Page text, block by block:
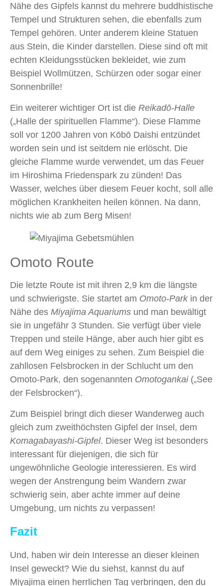
Nähe des Gipfels kannst du mehrere buddhistische
Tempel und Strukturen sehen, die ebenfalls zum
Tempel gehören. Unter anderem kleine Statuen
aus Stein, die Kinder darstellen. Diese sind oft mit
echten Kleidungsstücken bekleidet, wie zum
Beispiel Wollmützen, Schürzen oder sogar einer
Sonnenbrille!
Ein weiterer wichtiger Ort ist die Reikadō-Halle
(„Halle der spirituellen Flamme“). Diese Flamme
soll vor 1200 Jahren von Kōbō Daishi entzündet
worden sein und ist seitdem nie erlöscht. Die
gleiche Flamme wurde verwendet, um das Feuer
im Hiroshima Friedenspark zu zünden! Das
Wasser, welches über diesem Feuer kocht, soll alle
möglichen Krankheiten heilen können. Na dann,
nichts wie ab zum Berg Misen!
Omoto Route
Die letzte Route ist mit ihren 2,9 km die längste
und schwierigste. Sie startet am Omoto-Parkin der
Nähe des Miyajima Aquariums und man bewältigt
sie in ungefähr 3 Stunden. Sie verfügt über viele
Treppen und steile Hänge, aber auch hier gibt es
auf dem Weg einiges zu sehen. Zum Beispiel die
zahllosen Felsbrocken in der Schlucht um den
Omoto-Park, den sogenannten Omotogankai(„See
der Felsbrocken“).
Zum Beispiel bringt dich dieser Wanderweg auch
gleich zum zweithöchsten Gipfel der Insel, dem
Komagabayashi-Gipfel. Dieser Weg ist besonders
interessant für diejenigen, die sich für
ungewöhnliche Geologie interessieren. Es wird
wegen der Anstrengung beim Wandern zwar
schwierig sein, aber achte immer auf deine
Umgebung, um nichts zu verpassen!
Fazit
Und, haben wir dein Interesse an dieser kleinen
Insel geweckt? Wie du siehst, kannst du auf
Miyajima einen herrlichen Tag verbringen, den du